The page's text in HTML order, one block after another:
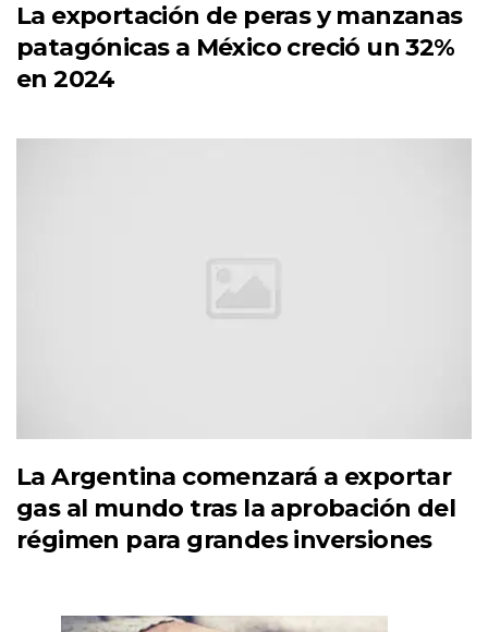
La exportación de peras y manzanas
patagónicas a México creció un 32%
en 2024
La Argentina comenzará a exportar
gas al mundo tras la aprobación del
régimen para grandes inversiones